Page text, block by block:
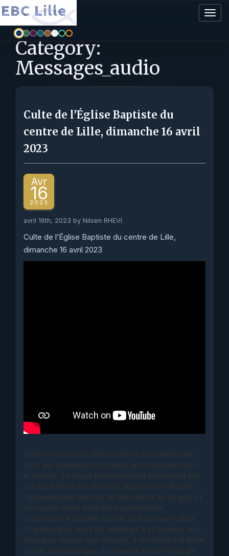
Category:
Messages_audio
Culte de l’Église Baptiste du
centre de Lille, dimanche 16 avril
2023
Avr
16
2023
avril 16th, 2023 by Nilsen RHEVI
Culte de l’Église Baptiste du centre de Lille,
dimanche 16 avril 2023
Dans ce message, Greg exprime son inquiétude
face aux événements actuels qui se passent dans
le monde. Il évoque notamment les problèmes liés
à la fluctuation des devises, la guerre en Ukraine,
l’augmentation des prix de l’électricité et du gaz, et
les rayons vides dans les supermarchés.
Cependant, il rappelle qu’il ne faut pas vivre dans
l’inquiétude et invite les auditeurs à se tourner vers
Dieu pour trouver une solution. Il se réfère à la Bible
et cite des passages du chapitre six de l’Évangile